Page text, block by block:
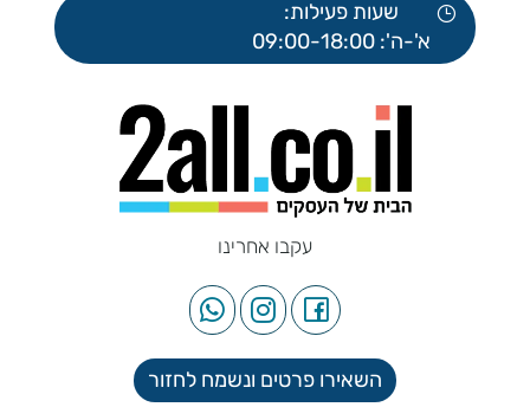
שעות פעילות:
א'-ה': 09:00-18:00
עקבו אחרינו
השאירו פרטים ונשמח לחזור